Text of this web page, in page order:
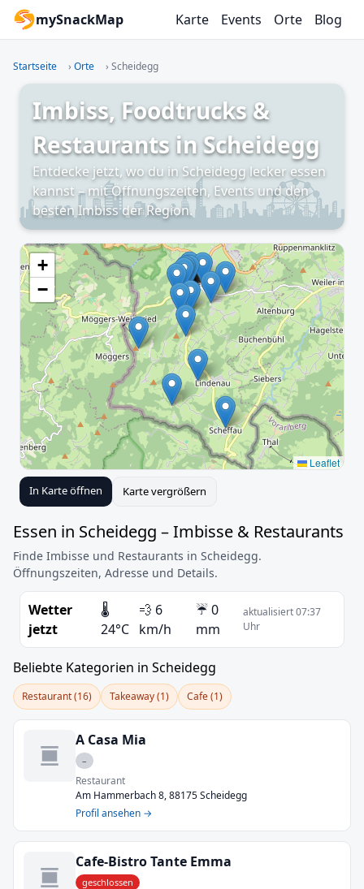
mySnackMap Karte Events Orte Blog
Startseite › Orte › Scheidegg
Imbiss, Foodtrucks &
Restaurants in Scheidegg
Entdecke jetzt, wo du in Scheidegg lecker essen
kannst – mit Öffnungszeiten, Events und den
besten Imbiss der Region.
+
−
Leaflet
In Karte öffnen Karte vergrößern
Essen in Scheidegg – Imbisse & Restaurants
Finde Imbisse und Restaurants in Scheidegg.
Öffnungszeiten, Adresse und Details.
Wetter
jetzt
🌡️
24°C
💨 6
km/h
☔ 0
mm
aktualisiert 07:37
Uhr
Beliebte Kategorien in Scheidegg
Restaurant (16) Takeaway (1) Cafe (1)
A Casa Mia
–
Restaurant
Am Hammerbach 8, 88175 Scheidegg
Profil ansehen →
Cafe-Bistro Tante Emma
geschlossen